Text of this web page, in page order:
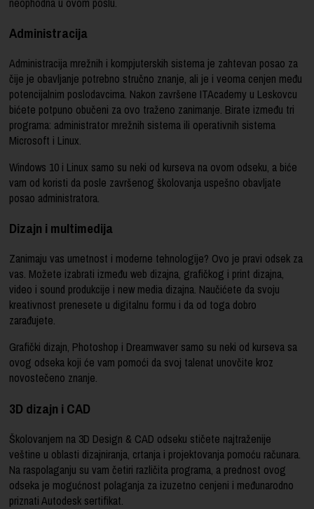
Administracija
Administracija mrežnih i kompjuterskih sistema je zahtevan posao za
čije je obavljanje potrebno stručno znanje, ali je i veoma cenjen među
potencijalnim poslodavcima. Nakon završene ITAcademy u Leskovcu
bićete potpuno obučeni za ovo traženo zanimanje. Birate između tri
programa: administrator mrežnih sistema ili operativnih sistema
Microsoft i Linux.
Windows 10 i Linux samo su neki od kurseva na ovom odseku, a biće
vam od koristi da posle završenog školovanja uspešno obavljate
posao administratora.
Dizajn i multimedija
Zanimaju vas umetnost i moderne tehnologije? Ovo je pravi odsek za
vas. Možete izabrati između web dizajna, grafičkog i print dizajna,
video i sound produkcije i new media dizajna. Naučićete da svoju
kreativnost prenesete u digitalnu formu i da od toga dobro
zarađujete.
Grafički dizajn, Photoshop i Dreamwaver samo su neki od kurseva sa
ovog odseka koji će vam pomoći da svoj talenat unovčite kroz
novostečeno znanje.
3D dizajn i CAD
Školovanjem na 3D Design & CAD odseku stičete najtraženije
veštine u oblasti dizajniranja, crtanja i projektovanja pomoću računara.
Na raspolaganju su vam četiri različita programa, a prednost ovog
odseka je mogućnost polaganja za izuzetno cenjeni i međunarodno
priznati Autodesk sertifikat.